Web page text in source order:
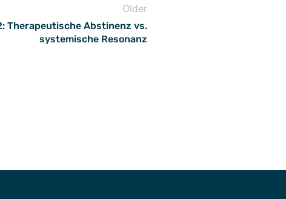
Older
Therapeutische Abstinenz vs.
systemische Resonanz